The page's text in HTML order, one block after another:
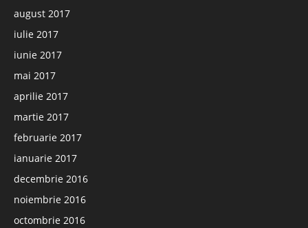
august 2017
iulie 2017
iunie 2017
mai 2017
aprilie 2017
martie 2017
februarie 2017
ianuarie 2017
decembrie 2016
noiembrie 2016
octombrie 2016